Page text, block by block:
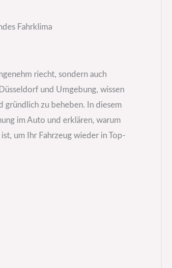
Fahrklima
riecht, sondern auch
und Umgebung, wissen
gründlich zu beheben. In diesem
im Auto und erklären, warum
um Ihr Fahrzeug wieder in Top-